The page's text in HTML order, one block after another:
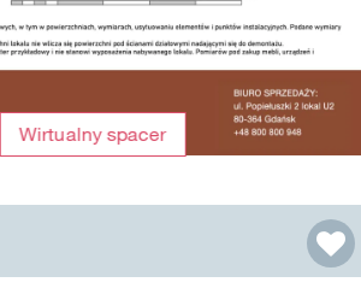
Wirtualny spacer